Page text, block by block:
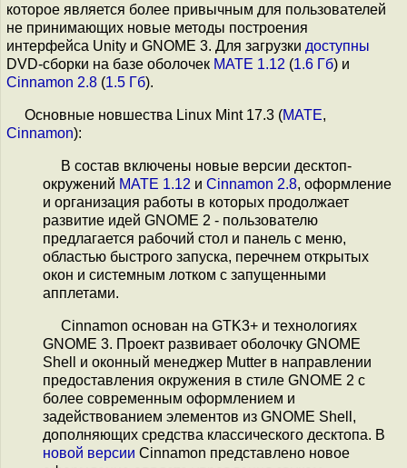
которое является более привычным для пользователей
не принимающих новые методы построения
интерфейса Unity и GNOME 3. Для загрузки доступны
DVD-сборки на базе оболочек MATE 1.12 (1.6 Гб) и
Cinnamon 2.8 (1.5 Гб).
Основные новшества Linux Mint 17.3 (MATE,
Cinnamon):
В состав включены новые версии десктоп-
окружений MATE 1.12 и Cinnamon 2.8, оформление
и организация работы в которых продолжает
развитие идей GNOME 2 - пользователю
предлагается рабочий стол и панель с меню,
областью быстрого запуска, перечнем открытых
окон и системным лотком с запущенными
апплетами.
Cinnamon основан на GTK3+ и технологиях
GNOME 3. Проект развивает оболочку GNOME
Shell и оконный менеджер Mutter в направлении
предоставления окружения в стиле GNOME 2 с
более современным оформлением и
задействованием элементов из GNOME Shell,
дополняющих средства классического десктопа. В
новой версии Cinnamon представлено новое